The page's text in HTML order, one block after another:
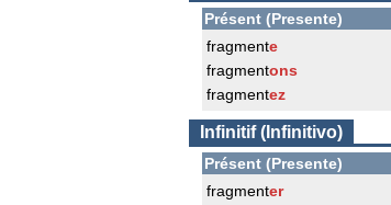
Présent (Presente)
fragmente
fragmentons
fragmentez
Infinitif (Infinitivo)
Présent (Presente)
fragmenter